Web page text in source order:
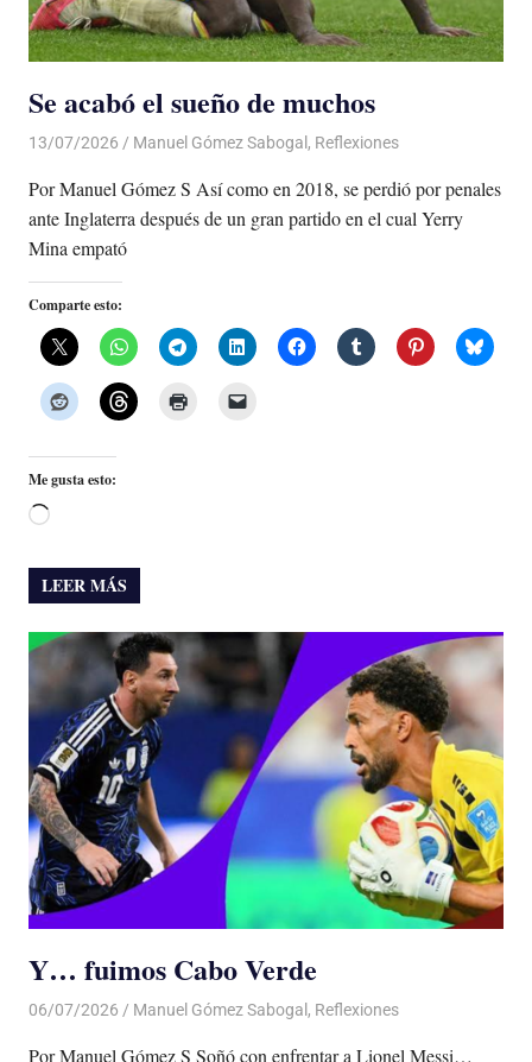
Se acabó el sueño de muchos
13/07/2026 De todo un Poco
Manuel Gómez Sabogal , Reflexiones
Por Manuel Gómez S Así como en 2018, se perdió por penales
ante Inglaterra después de un gran partido en el cual Yerry
Mina empató
Comparte esto:
Me gusta esto:
Cargando...
LEER MÁS
Y… fuimos Cabo Verde
06/07/2026 De todo un Poco
Manuel Gómez Sabogal , Reflexiones
Por Manuel Gómez S Soñó con enfrentar a Lionel Messi…